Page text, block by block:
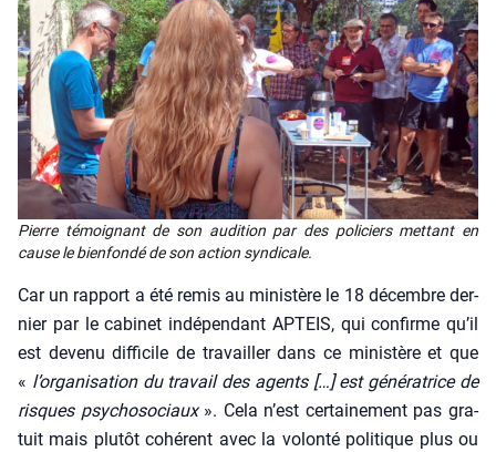
Pierre témoignant de son audi­tion par des poli­ciers met­tant en
cause le bien­fon­dé de son action syn­di­cale.
Car un rap­port a été remis au minis­tère le 18 décembre der­
nier par le cabi­net indé­pen­dant APTEIS, qui confirme qu’il
est deve­nu dif­fi­cile de tra­vailler dans ce minis­tère et que
« l’organisation du tra­vail des agents […]est géné­ra­trice de
risques psy­cho­so­ciaux». Cela n’est cer­tai­ne­ment pas gra­
tuit mais plu­tôt cohé­rent avec la volon­té poli­tique plus ou